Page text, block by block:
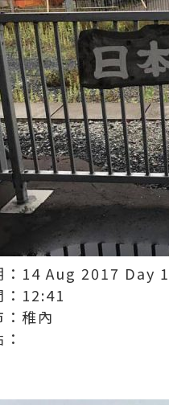
：14 Aug 2017 Day
：12:41
：稚內